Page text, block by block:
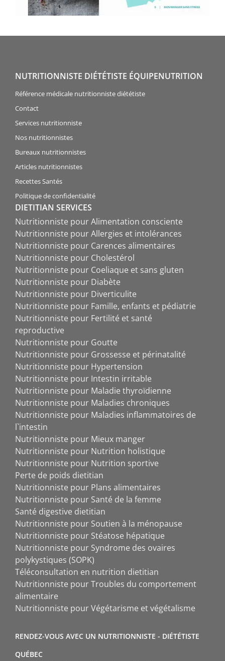
NUTRITIONNISTE DIÉTÉTISTE ÉQUIPENUTRITION
Référence médicale nutritionniste diététiste
Contact
Services nutritionniste
Nos nutritionnistes
Bureaux nutritionnistes
Articles nutritionnistes
Recettes Santés
Politique de confidentialité
DIETITIAN SERVICES
Nutritionniste pour Alimentation consciente
Nutritionniste pour Allergies et intolérances
Nutritionniste pour Carences alimentaires
Nutritionniste pour Cholestérol
Nutritionniste pour Coeliaque et sans gluten
Nutritionniste pour Diabète
Nutritionniste pour Diverticulite
Nutritionniste pour Famille, enfants et pédiatrie
Nutritionniste pour Fertilité et santé
reproductive
Nutritionniste pour Goutte
Nutritionniste pour Grossesse et périnatalité
Nutritionniste pour Hypertension
Nutritionniste pour Intestin irritable
Nutritionniste pour Maladie thyroïdienne
Nutritionniste pour Maladies chroniques
Nutritionniste pour Maladies inflammatoires de
l`intestin
Nutritionniste pour Mieux manger
Nutritionniste pour Nutrition holistique
Nutritionniste pour Nutrition sportive
Perte de poids dietitian
Nutritionniste pour Plans alimentaires
Nutritionniste pour Santé de la femme
Santé digestive dietitian
Nutritionniste pour Soutien à la ménopause
Nutritionniste pour Stéatose hépatique
Nutritionniste pour Syndrome des ovaires
polykystiques (SOPK)
Téléconsultation en nutrition dietitian
Nutritionniste pour Troubles du comportement
alimentaire
Nutritionniste pour Végétarisme et végétalisme
RENDEZ-VOUS AVEC UN NUTRITIONNISTE - DIÉTÉTISTE
QUÉBEC